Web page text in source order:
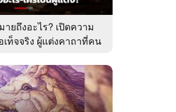
ยถึงอะไร? เปิดความ
ท็จจริง ผู้แต่งคาถาที่คน